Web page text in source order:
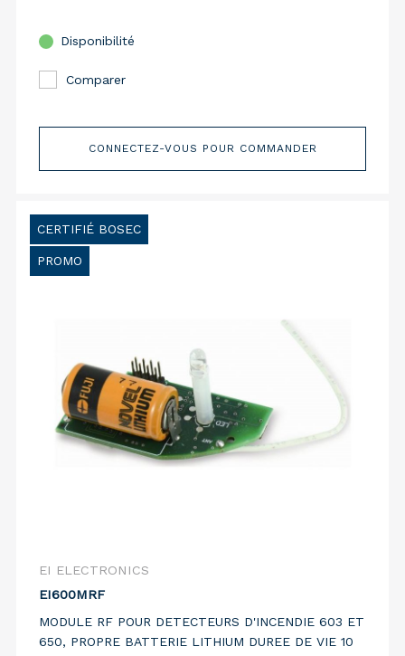
Disponibilité
Comparer
CONNECTEZ-VOUS POUR COMMANDER
CERTIFIÉ BOSEC
PROMO
EI ELECTRONICS
EI600MRF
MODULE RF POUR DETECTEURS D'INCENDIE 603 ET
650, PROPRE BATTERIE LITHIUM DUREE DE VIE 10